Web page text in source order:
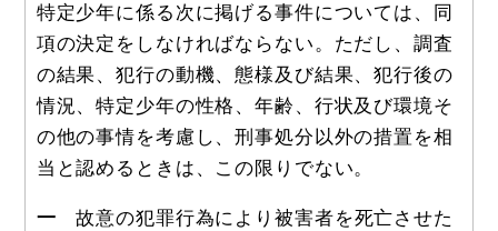
特定少年に係る次に掲げる事件については、同
項の決定をしなければならない。ただし、調査
の結果、犯行の動機、態様及び結果、犯行後の
情況、特定少年の性格、年齢、行状及び環境そ
の他の事情を考慮し、刑事処分以外の措置を相
当と認めるときは、この限りでない。
一 故意の犯罪行為により被害者を死亡させた